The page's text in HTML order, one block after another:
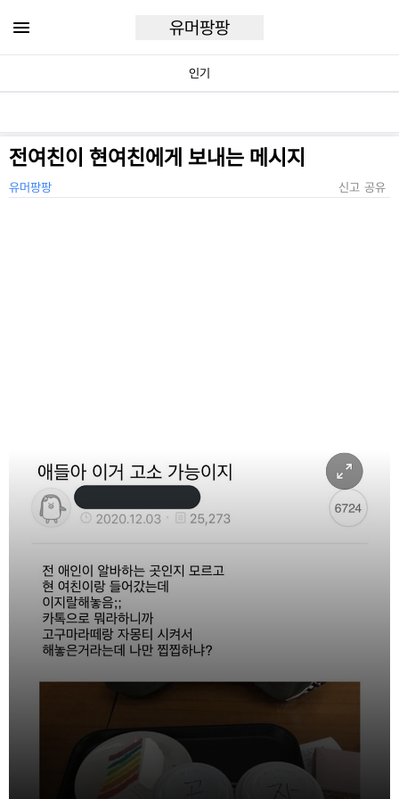
유머팡팡
인기
전여친이 현여친에게 보내는 메시지
유머팡팡 신고 공유